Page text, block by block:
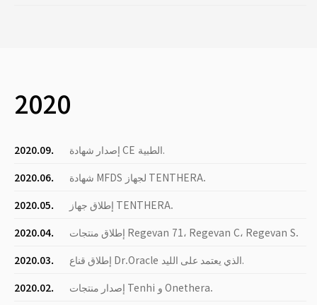
2020
2020.09.
إصدار شهادة CE الطبية.
2020.06.
شهادة MFDS لجهاز TENTHERA.
2020.05.
إطلاق جهاز TENTHERA.
2020.04.
إطلاق منتجات Regevan 71، Regevan C، Regevan S.
2020.03.
إطلاق قناع Dr.Oracle الذي يعتمد على الليد.
2020.02.
إصدار منتجات Tenhi و Onethera.